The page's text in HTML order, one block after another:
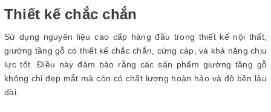
Thiết kế chắc chắn
Sử dụng nguyên liệu cao cấp hàng đầu trong thiết kế nội thất,
giường tầng gỗ có thiết kế chắc chắn, cứng cáp, và khả năng chịu
lực tốt. Điều này đảm bảo rằng các sản phẩm giường tầng gỗ
không chỉ đẹp mắt mà còn có chất lượng hoàn hảo và độ bền lâu
dài.